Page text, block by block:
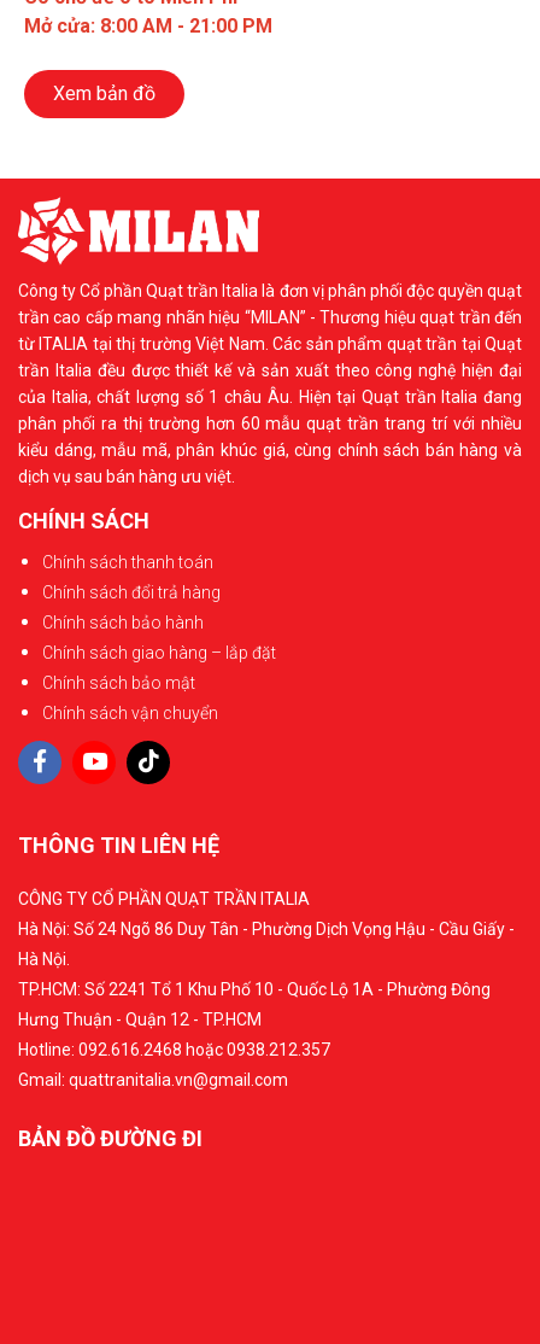
Mở cửa: 8:00 AM - 21:00 PM
Xem bản đồ
Công ty Cổ phần Quạt trần Italia là đơn vị phân phối độc quyền quạt
trần cao cấp mang nhãn hiệu “MILAN” - Thương hiệu quạt trần đến
từ ITALIA tại thị trường Việt Nam. Các sản phẩm quạt trần tại Quạt
trần Italia đều được thiết kế và sản xuất theo công nghệ hiện đại
của Italia, chất lượng số 1 châu Âu. Hiện tại Quạt trần Italia đang
phân phối ra thị trường hơn 60 mẫu quạt trần trang trí với nhiều
kiểu dáng, mẫu mã, phân khúc giá, cùng chính sách bán hàng và
dịch vụ sau bán hàng ưu việt.
CHÍNH SÁCH
Chính sách thanh toán
Chính sách đổi trả hàng
Chính sách bảo hành
Chính sách giao hàng – lắp đặt
Chính sách bảo mật
Chính sách vận chuyển
THÔNG TIN LIÊN HỆ
CÔNG TY CỔ PHẦN QUẠT TRẦN ITALIA
Hà Nội: Số 24 Ngõ 86 Duy Tân - Phường Dịch Vọng Hậu - Cầu Giấy -
Hà Nội.
TP.HCM: Số 2241 Tổ 1 Khu Phố 10 - Quốc Lộ 1A - Phường Đông
Hưng Thuận - Quận 12 - TP.HCM
Hotline: 092.616.2468 hoặc 0938.212.357
Gmail: quattranitalia.vn@gmail.com
BẢN ĐỒ ĐƯỜNG ĐI